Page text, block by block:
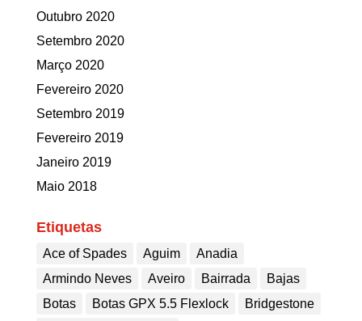
Outubro 2020
Setembro 2020
Março 2020
Fevereiro 2020
Setembro 2019
Fevereiro 2019
Janeiro 2019
Maio 2018
Etiquetas
Ace of Spades Aguim
Anadia
Armindo Neves
Aveiro Bairrada
Bajas
Botas
Botas GPX 5.5 Flexlock
Bridgestone